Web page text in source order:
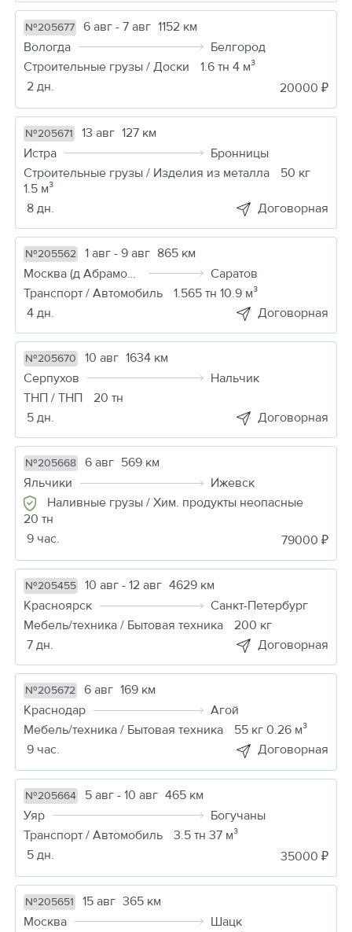
№205677 6 авг - 7 авг 1152 км
Вологда
Белгород
Строительные грузы / Доски
1.6 тн 4 м³
2 дн.
20000 ₽
№205671 13 авг 127 км
Истра
Бронницы
Строительные грузы / Изделия из металла
50 кг
1.5 м³
8 дн.
Договорная
№205562 1 авг - 9 авг 865 км
Москва (д Абрамовка)
Саратов
Транспорт / Автомобиль
1.565 тн 10.9 м³
4 дн.
Договорная
№205670 10 авг 1634 км
Серпухов
Нальчик
ТНП / ТНП
20 тн
5 дн.
Договорная
№205668 6 авг 569 км
Яльчики
Ижевск
Наливные грузы / Хим. продукты неопасные
20 тн
9 час.
79000 ₽
№205455 10 авг - 12 авг 4629 км
Красноярск
Санкт-Петербург
Мебель/техника / Бытовая техника
200 кг
7 дн.
Договорная
№205672 6 авг 169 км
Краснодар
Агой
Мебель/техника / Бытовая техника
55 кг 0.26 м³
9 час.
Договорная
№205664 5 авг - 10 авг 465 км
Уяр
Богучаны
Транспорт / Автомобиль
3.5 тн 37 м³
5 дн.
35000 ₽
№205651 15 авг 365 км
Москва
Шацк